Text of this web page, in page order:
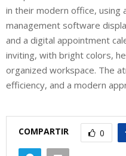
COMPARTIR 0